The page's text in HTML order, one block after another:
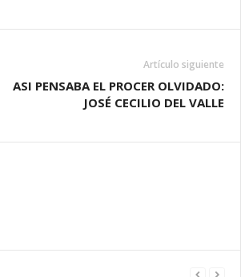
Artículo siguiente
ASI PENSABA EL PROCER OLVIDADO:
JOSÉ CECILIO DEL VALLE